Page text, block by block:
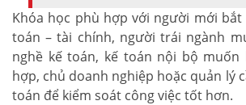
Khóa học phù hợp với người mới bắt
toán – tài chính, người trái ngành
nghề kế toán, kế toán nội bộ
hợp, chủ doanh nghiệp hoặc quản lý
toán để kiểm soát công việc tốt hơn.